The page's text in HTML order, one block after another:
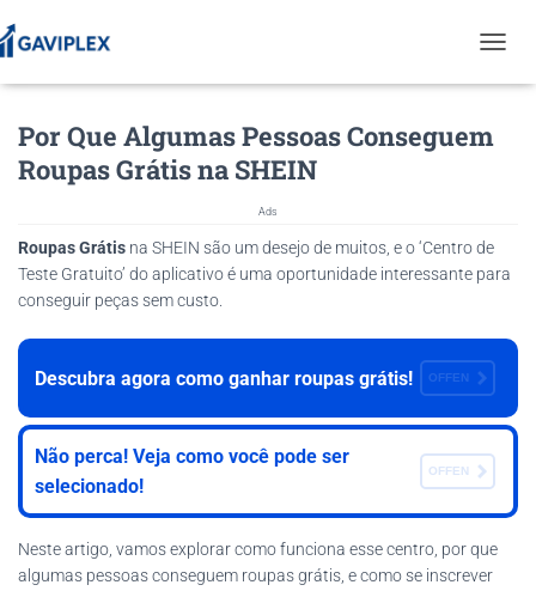
O
L
V
Por Que Algumas Pessoas Conseguem
Roupas Grátis na SHEIN
Ads
Roupas Grátis na SHEIN são um desejo de muitos, e o ‘Centro de
Teste Gratuito’ do aplicativo é uma oportunidade interessante para
conseguir peças sem custo.
Descubra agora como ganhar roupas grátis! OFFEN
Não perca! Veja como você pode ser
selecionado!
OFFEN
Neste artigo, vamos explorar como funciona esse centro, por que
algumas pessoas conseguem roupas grátis, e como se inscrever